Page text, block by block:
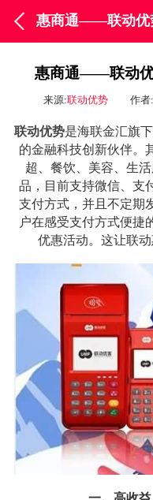
惠商通——联动优
惠商通——联动优
来源:联动优势 作者
联动优势是海联金汇旗
的金融科技创新伙伴
超、餐饮、美容、生
品，目前支持微信、支
支付方式，并且不定期
户在感受支付方式便捷
优惠活动。这让联